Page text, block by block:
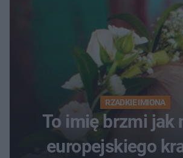
RZADKIE IMIONA
To imię brzmi jak
europejskiego